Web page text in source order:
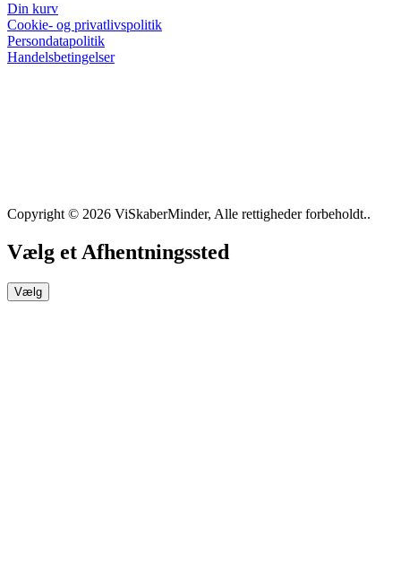
Din kurv
Cookie- og privatlivspolitik
Persondatapolitik
Handelsbetingelser
Copyright © 2026 ViSkaberMinder, Alle rettigheder forbeholdt..
Vælg et Afhentningssted
Vælg